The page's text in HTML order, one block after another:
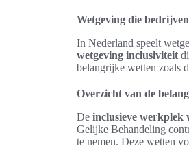
Wetgeving die
In Nederland speelt
wetgeving inclusiviteit
belangrijke wetten zoals
Overzicht van de
De inclusieve werkplek
Gelijke Behandeling
te nemen. Deze wetten